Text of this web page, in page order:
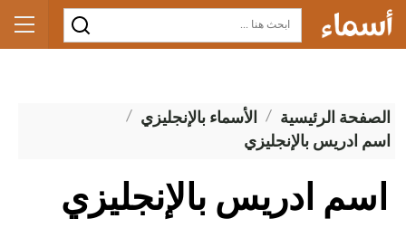
الصفحة الرئيسية
الأسماء بالإنجليزي
اسم ادريس بالإنجليزي
اسم ادريس بالإنجليزي